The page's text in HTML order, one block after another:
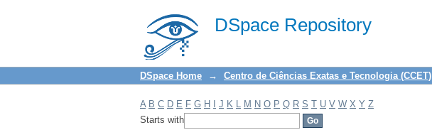
DSpace Repository
Filter by: Subject
DSpace Home → Centro de Ciências Exatas e Tecnologia (CCET)
A B C D E F G H J K L M N O P Q R S T U V W X Y Z
Starts with